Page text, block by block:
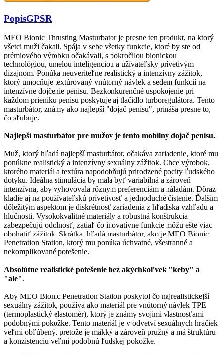
PopisGPSR
MEO Bionic Thrusting Masturbator je presne ten produkt, na ktorý
všetci muži čakali. Spája v sebe všetky funkcie, ktoré by ste od
prémiového výrobku očakávali, s pokročilou bionickou
technológiou, umelou inteligenciou a užívateľsky prívetivým
dizajnom. Ponúka neuveriteľne realistický a intenzívny zážitok,
ktorý umocňuje textúrovaný vnútorný návlek a sedem funkcií na
intenzívne dojčenie penisu. Bezkonkurenčné uspokojenie pri
každom prieniku penisu poskytuje aj tlačidlo turboregulátora. Tento
masturbátor, známy ako najlepší "dojač penisu", prináša presne to,
čo sľubuje.
Najlepší masturbátor pre mužov je tento mobilný dojač penisu.
Muž, ktorý hľadá najlepší masturbátor, očakáva zariadenie, ktoré mu
ponúkne realistický a intenzívny sexuálny zážitok. Chce výrobok,
ktorého materiál a textúra napodobňujú prirodzené pocity ľudského
dotyku. Ideálna stimulácia by mala byť variabilná a zároveň
intenzívna, aby vyhovovala rôznym preferenciám a náladám. Dôraz
kladie aj na používateľskú prívetivosť a jednoduché čistenie. Ďalším
dôležitým aspektom je diskrétnosť zariadenia z hľadiska vzhľadu a
hlučnosti. Vysokokvalitné materiály a robustná konštrukcia
zabezpečujú odolnosť, zatiaľ čo inovatívne funkcie môžu ešte viac
obohatiť zážitok. Skrátka, hľadá masturbátor, ako je MEO Bionic
Penetration Station, ktorý mu ponúka úchvatné, všestranné a
nekomplikované potešenie.
Absolútne realistické potešenie bez akýchkoľvek "keby" a
"ale".
Aby MEO Bionic Penetration Station poskytol čo najrealistickejší
sexuálny zážitok, používa ako materiál pre vnútorný návlek TPE
(termoplastický elastomér), ktorý je známy svojimi vlastnosťami
podobnými pokožke. Tento materiál je v odvetví sexuálnych hračiek
veľmi obľúbený, pretože je mäkký a zároveň pružný a má štruktúru
a konzistenciu veľmi podobnú ľudskej pokožke.